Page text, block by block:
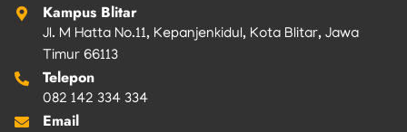
Kampus Blitar
Jl. M Hatta No.11, Kepanjenkidul, Kota Blitar, Jawa
Timur 66113
Telepon
082 142 334 334
Email